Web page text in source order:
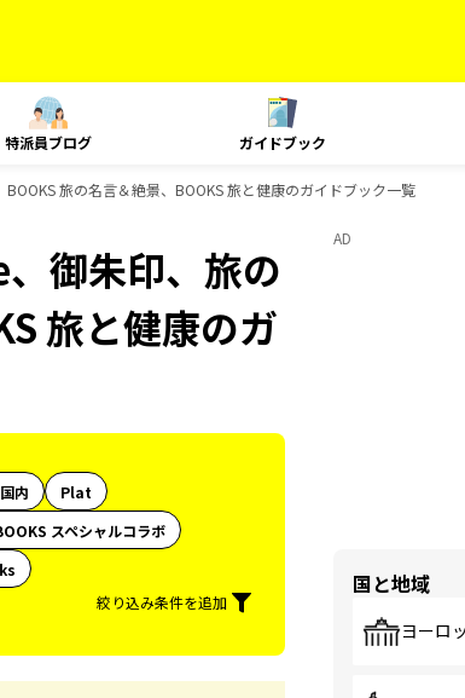
特派員ブログ ガイドブック
旅の名言＆絶景、BOOKS 旅と健康のガイドブック一覧
御朱印、旅の
旅と健康のガ
内
Plat
スペシャルコラボ
絞り込み条件を追加
AD
国と地域
ヨーロ